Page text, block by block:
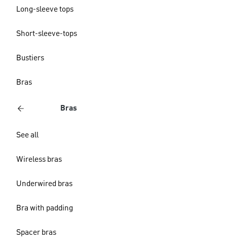
Long-sleeve tops
Short-sleeve-tops
Bustiers
Bras
Bras
See all
Wireless bras
Underwired bras
Bra with padding
Spacer bras